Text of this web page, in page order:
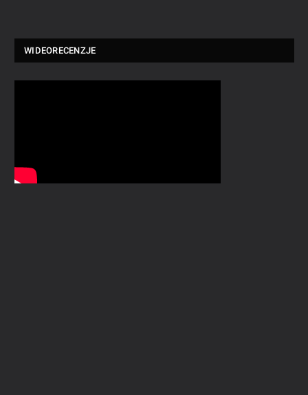
WIDEORECENZJE